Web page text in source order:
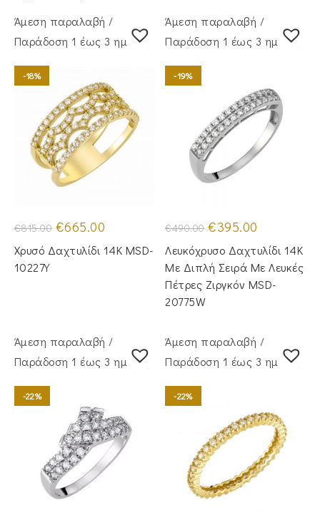
Άμεση παραλαβή /
Παράδoση 1 έως 3 ημέρες
-18%
€815.00 Original
price
€815.00.
€665.00
τιμή
είναι:
Χρυσό Δαχτυλίδι 14Κ MSD-
10227Y
Άμεση παραλαβή /
Παράδoση 1 έως 3 ημέρες
-19%
€490.00 Original
price
€490.00.
€395.00
τιμή
είναι:
€395.00.
Λευκόχρυσο Δαχτυλίδι 14Κ
Με Διπλή Σειρά Με Λευκές
Πέτρες Ζιργκόν MSD-
20775W
Άμεση παραλαβή /
Παράδoση 1 έως 3 ημέρες
-22%
Άμεση παραλαβή /
Παράδoση 1 έως 3 ημέρες
-22%